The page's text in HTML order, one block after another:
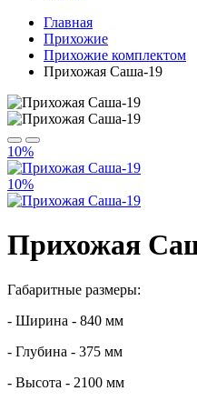
Главная
Прихожие
Прихожие комплектом
Прихожая Саша-19
10%
10%
Прихожая
Габаритные размеры:
- Ширина - 840 мм
- Глубина - 375 мм
- Высота - 2100 мм